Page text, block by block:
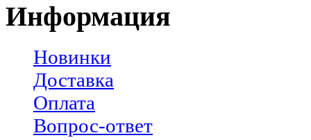
Информация
Новинки
Доставка
Оплата
Вопрос-ответ